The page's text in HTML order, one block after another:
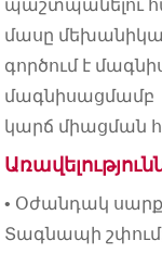
պաշտպանելու
մասը
գործում է
մագնիսացմամբ
կարճ միացման
• Օժանդակ
Տագնապի